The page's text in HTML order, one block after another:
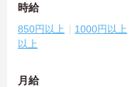
時給
850円以上 1000円以上
以上
月給